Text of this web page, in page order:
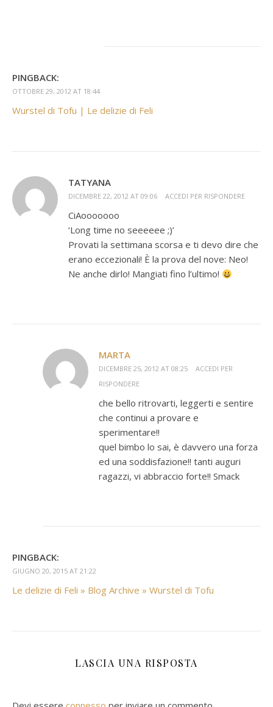
PINGBACK:
OTTOBRE 29, 2012 AT 18:44
Wurstel di Tofu | Le delizie di Feli
TATYANA
DICEMBRE 22, 2012 AT 09:06 ACCEDI PER RISPONDERE
CiAooooooo
‘Long time no seeeeee ;)’
Provati la settimana scorsa e ti devo dire che
erano eccezionali! È la prova del nove: Neo!
Ne anche dirlo! Mangiati fino l’ultimo!
MARTA
DICEMBRE 25, 2012 AT 08:25
ACCEDI PER
RISPONDERE
che bello ritrovarti, leggerti e sentire
che continui a provare e
sperimentare!!
quel bimbo lo sai, è davvero una forza
ed una soddisfazione!! tanti auguri
ragazzi, vi abbraccio forte!! Smack
PINGBACK:
GIUGNO 20, 2015 AT 21:22
Le delizie di Feli » Blog Archive » Wurstel di Tofu
LASCIA UNA RISPOSTA